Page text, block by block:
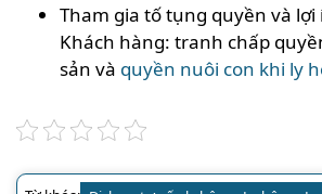
Tham gia tố tụng quyền và lợi
Khách hàng: tranh chấp
sản và quyền nuôi con khi ly